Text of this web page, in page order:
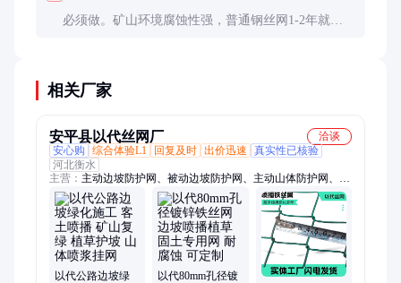
必须做。矿山环境腐蚀性强，普通钢丝网1-2年就会
相关厂家
安平县以代丝网厂
洽谈
安心购
综合体验L1 回复及时 出价迅速
真实性已核验
河北衡水
主营： 主动边坡防护网、被动边坡防护网、主动山体防护网、环
形被动防护网、隧道口边坡防护网、景区边坡防护网、护坡用镀
锌勾花网、护坡用镀锌铁丝网、喷播绿化铁丝网、边坡绿化勾花
网、边坡绿化铁丝网、护坡绿化铁丝网、绞索网、喷浆护坡铁丝
网、客土喷播勾花网、喷浆绿化铁丝网、山体绿化铁丝网、三维
网、护坡绿化勾花网
以代公路边坡绿
以代80mm孔径镀